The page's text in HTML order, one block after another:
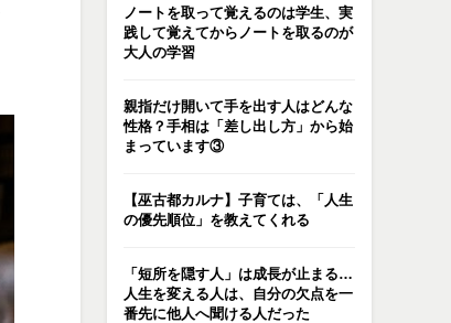
ノートを取って覚えるのは学生、実
践して覚えてからノートを取るのが
大人の学習
親指だけ開いて手を出す人はどんな
性格？手相は「差し出し方」から始
まっています③
【巫古都カルナ】子育ては、「人生
の優先順位」を教えてくれる
「短所を隠す人」は成長が止まる…
人生を変える人は、自分の欠点を一
番先に他人へ聞ける人だった